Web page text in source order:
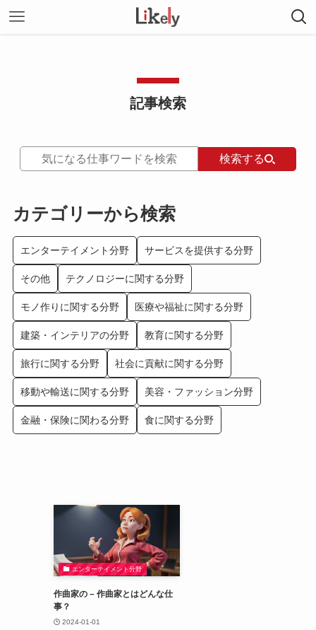
記事検索
検索する
カテゴリーから検索
エンターテイメント分野 サービスを提供する分野
その他 テクノロジーに関する分野
モノ作りに関する分野 医療や福祉に関する分野
建築・インテリアの分野 教育に関する分野
旅行に関する分野 社会に貢献に関する分野
移動や輸送に関する分野 美容・ファッション分野
金融・保険に関わる分野 食に関する分野
エンターテイメント分野
作曲家の – 作曲家とはどんな仕
事？
2024-01-01